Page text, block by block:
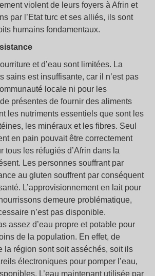
violent de leurs foyers à Afrin et
par l’Etat turc et ses alliés, ils sont
humains fondamentaux.
et d’eau sont limitées. La
sains est insuffisante, car il n’est pas
locale ni pour les
présentes de fournir des aliments
les nutriments essentiels que sont les
les minéraux et les fibres. Seul
en pain pouvait être correctement
tous les réfugiés d’Afrin dans la
Les personnes souffrant par
au gluten souffrent par conséquent
L’approvisionnement en lait pour
demeure problématique,
n’est pas disponible.
assez d’eau propre et potable pour
de la population. En effet, de
la région sont soit asséchés, soit ils
électroniques pour pomper l’eau,
L’eau maintenant utilisée par